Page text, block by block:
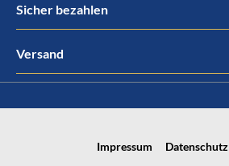
Sicher bezahlen
Versand
Impressum Datenschutz